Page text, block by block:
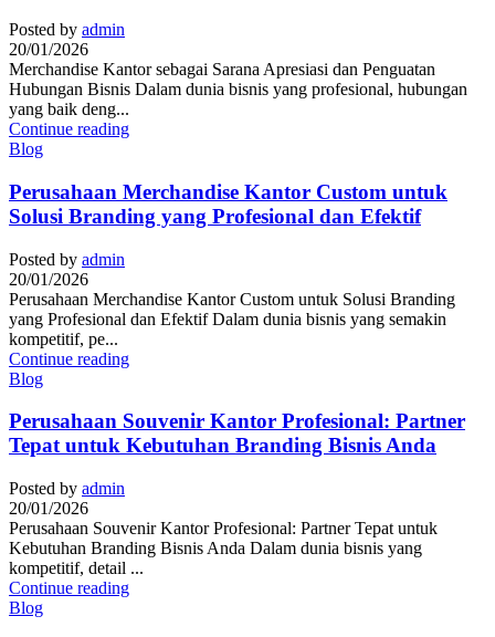
Posted by admin
20/01/2026
Merchandise Kantor sebagai Sarana Apresiasi dan Penguatan
Hubungan Bisnis Dalam dunia bisnis yang profesional, hubungan
yang baik deng...
Continue reading
Blog
Perusahaan Merchandise Kantor Custom untuk
Solusi Branding yang Profesional dan Efektif
Posted by admin
20/01/2026
Perusahaan Merchandise Kantor Custom untuk Solusi Branding
yang Profesional dan Efektif Dalam dunia bisnis yang semakin
kompetitif, pe...
Continue reading
Blog
Perusahaan Souvenir Kantor Profesional: Partner
Tepat untuk Kebutuhan Branding Bisnis Anda
Posted by admin
20/01/2026
Perusahaan Souvenir Kantor Profesional: Partner Tepat untuk
Kebutuhan Branding Bisnis Anda Dalam dunia bisnis yang
kompetitif, detail ...
Continue reading
Blog